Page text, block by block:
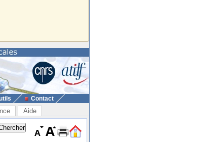
Contact
Aide